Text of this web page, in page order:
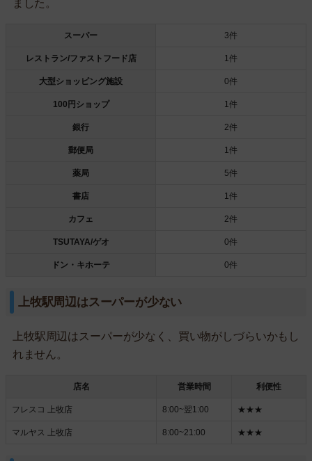
ました。
スーパー 3件
レストラン/ファストフード店 1件
大型ショッピング施設 0件
100円ショップ 1件
銀行 2件
郵便局 1件
薬局 5件
書店 1件
カフェ 2件
TSUTAYA/ゲオ 0件
ドン・キホーテ 0件
上牧駅周辺はスーパーが少ない
上牧駅周辺はスーパーが少なく、買い物がしづらいかもし
れません。
店名 営業時間 利便性
フレスコ 上牧店 8:00~翌1:00 ★★★
マルヤス 上牧店 8:00~21:00 ★★★